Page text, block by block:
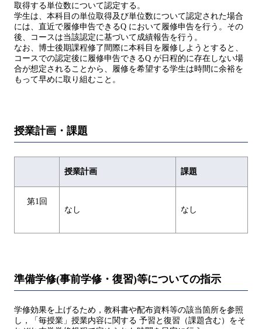
取得する単位数について認定する。
学生は、本科目の単位取得及び単位数について認定された場合
には、直近で履修申告できるQ において履修申告を行う。その
後、コースは当該認定に基づいて成績報告を行う。
なお、博士後期課程修了間際に本科目を履修しようとすると、
コースでの認定後に履修申告できるQ が日程的に存在しない場
合が想定されることから、履修を希望する学生は時間に余裕を
もって早めに取り組むこと。
授業計画・課題
授業計画 課題
第1回
なし
なし
準備学修(事前学修・復習)等についての指示
学修効果を上げるため，教科書や配布資料等の該当箇所を参照
し，「毎授業」授業内容に関する 予習と復習（課題含む）をそ